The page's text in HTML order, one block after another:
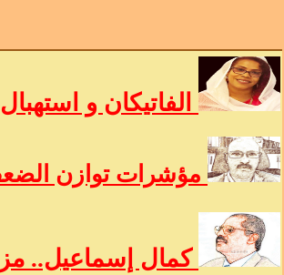
الفاتيكان و
مؤشرات توازن
كمال إسماعيل..